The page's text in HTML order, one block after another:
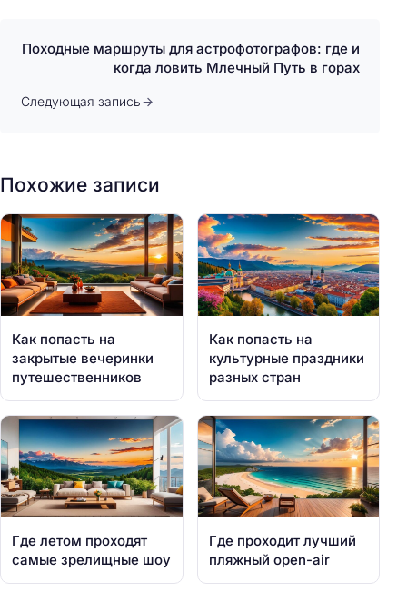
Походные маршруты для астрофотографов: где и
когда ловить Млечный Путь в горах
Следующая запись
Похожие записи
Как попасть на
закрытые вечеринки
путешественников
Как попасть на
культурные праздники
разных стран
Где летом проходят
самые зрелищные шоу
Где проходит лучший
пляжный open-air